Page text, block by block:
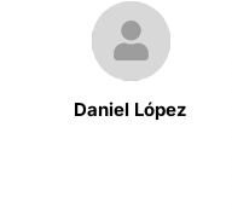
Daniel López